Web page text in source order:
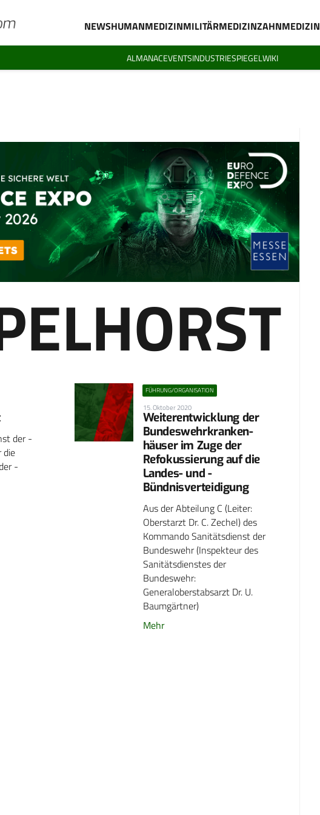
NEWSHUMANMEDIZINMILITÄRMEDIZINZAHNMEDIZIN
ALMANACEVENTSINDUSTRIESPIEGELWIKI
der
die
FÜHRUNG/ORGANISATION
15. Oktober 2020
Weiterentwicklung der
Bundeswehrkranken­
häuser im Zuge der
Refokussierung auf die
Landes- und ­
Bündnisverteidigung
Aus der Abteilung C (Leiter:
Oberstarzt Dr. C. Zechel) des
Kommando Sanitätsdienst der
Bundeswehr (Inspekteur des
Sanitätsdienstes der
Bundeswehr:
Generaloberstabsarzt Dr. U.
Baumgärtner)
Mehr